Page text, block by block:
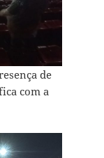
de
com a